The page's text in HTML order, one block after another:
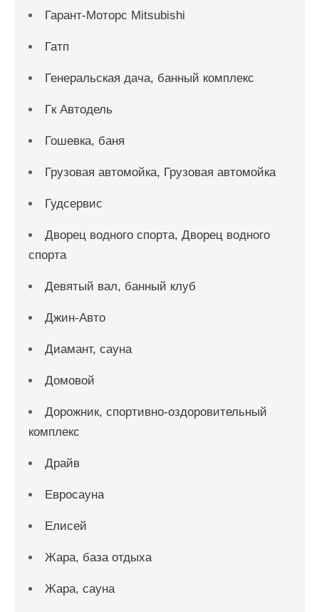
Гарант-Моторс Mitsubishi
Гатп
Генеральская дача, банный комплекс
Гк Автодель
Гошевка, баня
Грузовая автомойка, Грузовая автомойка
Гудсервис
Дворец водного спорта, Дворец водного
спорта
Девятый вал, банный клуб
Джин-Авто
Диамант, сауна
Домовой
Дорожник, спортивно-оздоровительный
комплекс
Драйв
Евросауна
Елисей
Жара, база отдыха
Жара, сауна